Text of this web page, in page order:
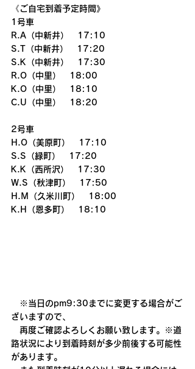
《ご自宅到着予定時間》
1号車
R.A（中新井）　17:10
S.T（中新井）　17:20
S.K（中新井）　17:30
R.O（中里）　18:00
K.O（中里）　18:10
C.U（中里）　18:20
2号車
H.O（美原町）　17:10
S.S（緑町）　17:20
K.K（西所沢）　17:30
W.S（秋津町）　17:50
H.M（久米川町）　18:00
K.H（恩多町）　18:10
※当日のpm9:30までに変更する場合がご
ざいますので、
再度ご確認よろしくお願い致します。※道
路状況により到着時刻が多少前後する可能性
があります。